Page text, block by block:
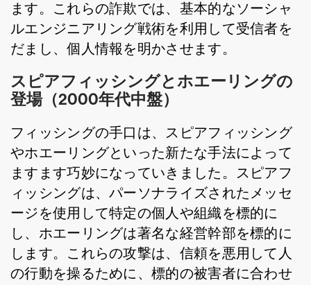
ます。これらの詐欺では、基本的なソーシャ
ルエンジニアリング戦術を利用して受信者を
だまし、個人情報を明かさせます。
スピアフィッシングとホエーリングの
登場（2000年代中盤）
フィッシングの手口は、スピアフィッシング
やホエーリングといった新たな手法によって
ますます巧妙になっていきました。スピアフ
ィッシングは、パーソナライズされたメッセ
ージを使用して特定の個人や組織を標的に
し、ホエーリングは著名な経営幹部を標的に
します。これらの攻撃は、信頼を悪用して人
の行動を操るために、標的の被害者に合わせ